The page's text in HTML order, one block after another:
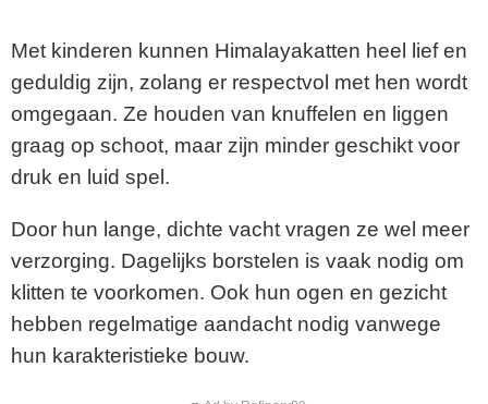
Met kinderen kunnen Himalayakatten heel lief en
geduldig zijn, zolang er respectvol met hen wordt
omgegaan. Ze houden van knuffelen en liggen
graag op schoot, maar zijn minder geschikt voor
druk en luid spel.
Door hun lange, dichte vacht vragen ze wel meer
verzorging. Dagelijks borstelen is vaak nodig om
klitten te voorkomen. Ook hun ogen en gezicht
hebben regelmatige aandacht nodig vanwege
hun karakteristieke bouw.